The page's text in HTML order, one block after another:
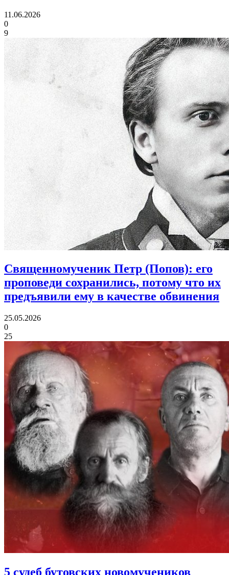
11.06.2026
0
9
Священномученик Петр (Попов): его
проповеди сохранились, потому что их
предъявили ему в качестве обвинения
25.05.2026
0
25
5 судеб бутовских новомучеников